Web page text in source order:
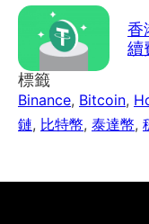
香
續
標籤
Binance, Bitcoin,
鏈, 比特幣, 泰達幣,